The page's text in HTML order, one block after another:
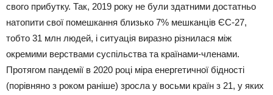
свого прибутку. Так, 2019 року не були здатними достатньо
натопити свої помешкання близько 7% мешканців ЄС-27,
тобто 31 млн людей, і ситуація виразно різнилася між
окремими верствами суспільства та країнами-членами.
Протягом пандемії в 2020 році міра енергетичної бідності
(порівняно з роком раніше) зросла у восьми країн з 21, у яких